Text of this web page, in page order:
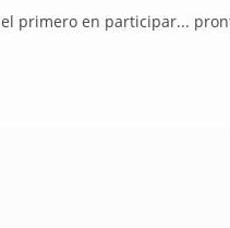
primero en participar...